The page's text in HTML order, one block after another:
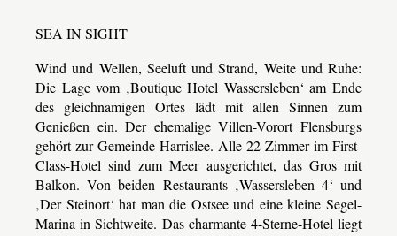
SEA IN SIGHT
Wind und Wellen, Seeluft und Strand, Weite und Ruhe:
Die Lage vom ‚Boutique Hotel Wassersleben‘ am Ende
des gleichnamigen Ortes lädt mit allen Sinnen zum
Genießen ein. Der ehemalige Villen-Vorort Flensburgs
gehört zur Gemeinde Harrislee. Alle 22 Zimmer im First-
Class-Hotel sind zum Meer ausgerichtet, das Gros mit
Balkon. Von beiden Restaurants ‚Wassersleben 4‘ und
‚Der Steinort‘ hat man die Ostsee und eine kleine Segel-
Marina in Sichtweite. Das charmante 4-Sterne-Hotel liegt